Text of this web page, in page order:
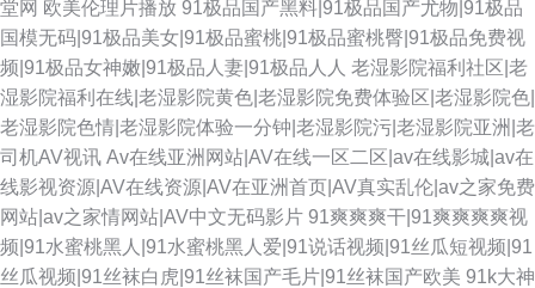
堂网 欧美伦理片播放 91极品国产黑料|91极品国产尤物|91极品
国模无码|91极品美女|91极品蜜桃|91极品蜜桃臀|91极品免费视
频|91极品女神嫩|91极品人妻|91极品人人 老湿影院福利社区|老
湿影院福利在线|老湿影院黄色|老湿影院免费体验区|老湿影院色|
老湿影院色情|老湿影院体验一分钟|老湿影院污|老湿影院亚洲|老
司机AV视讯 Av在线亚洲网站|AV在线一区二区|av在线影城|av在
线影视资源|AV在线资源|AV在亚洲首页|AV真实乱伦|av之家免费
网站|av之家情网站|AV中文无码影片 91爽爽爽干|91爽爽爽爽视
频|91水蜜桃黑人|91水蜜桃黑人爱|91说话视频|91丝瓜短视频|91
丝瓜视频|91丝袜白虎|91丝袜国产毛片|91丝袜国产欧美 91k大神